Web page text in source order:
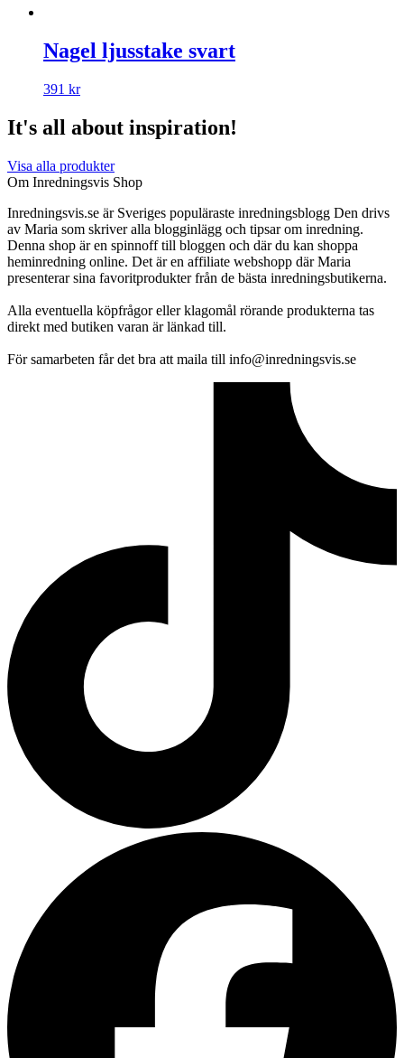
Nagel ljusstake svart
391 kr
It's all about inspiration!
Visa alla produkter
Om Inredningsvis Shop
Inredningsvis.se är Sveriges populäraste inredningsblogg Den drivs
av Maria som skriver alla blogginlägg och tipsar om inredning.
Denna shop är en spinnoff till bloggen och där du kan shoppa
heminredning online. Det är en affiliate webshopp där Maria
presenterar sina favoritprodukter från de bästa inredningsbutikerna.
Alla eventuella köpfrågor eller klagomål rörande produkterna tas
direkt med butiken varan är länkad till.
För samarbeten får det bra att maila till info@inredningsvis.se